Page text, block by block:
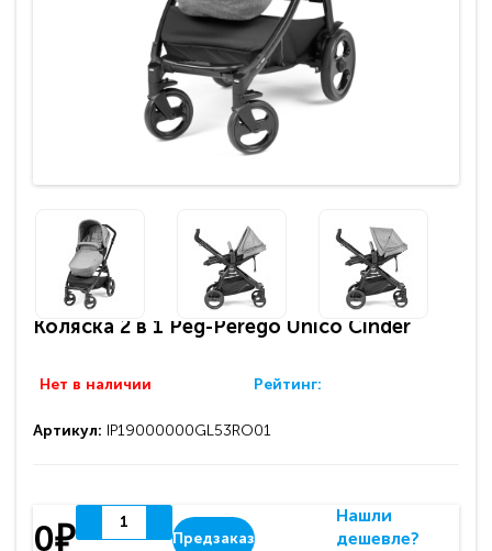
Коляска 2 в 1 Peg-Perego Unico Cinder
Нет в наличии Рейтинг:
Артикул: IP19000000GL53RO01
0₽ Предзаказ
Нашли
дешевле?